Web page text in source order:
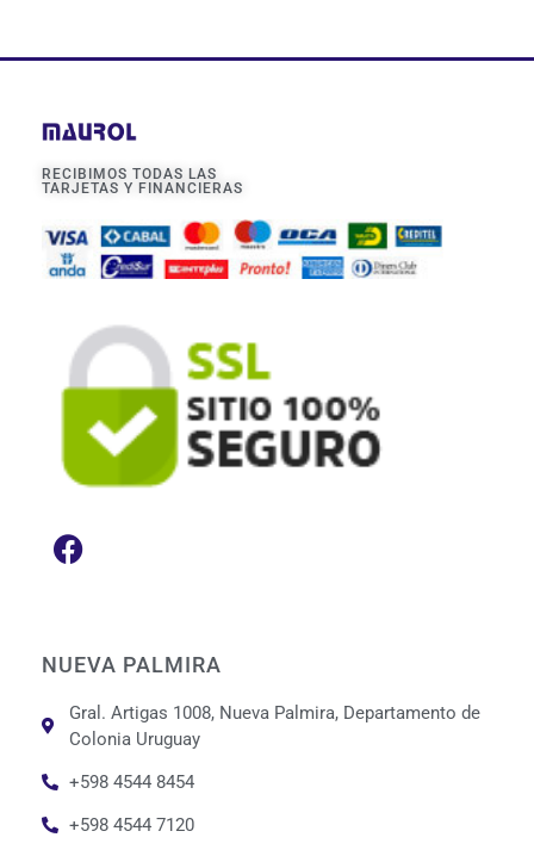
RECIBIMOS TODAS LAS
TARJETAS Y FINANCIERAS
NUEVA PALMIRA
Gral. Artigas 1008, Nueva Palmira, Departamento de
Colonia Uruguay
+598 4544 8454
+598 4544 7120